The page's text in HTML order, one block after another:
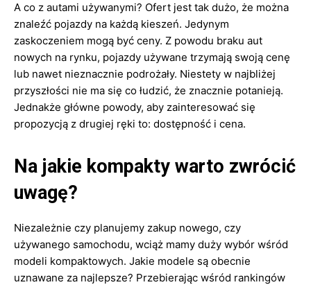
A co z autami używanymi? Ofert jest tak dużo, że można
znaleźć pojazdy na każdą kieszeń. Jedynym
zaskoczeniem mogą być ceny. Z powodu braku aut
nowych na rynku, pojazdy używane trzymają swoją cenę
lub nawet nieznacznie podrożały. Niestety w najbliżej
przyszłości nie ma się co łudzić, że znacznie potanieją.
Jednakże główne powody, aby zainteresować się
propozycją z drugiej ręki to: dostępność i cena.
Na jakie kompakty warto zwrócić
uwagę?
Niezależnie czy planujemy zakup nowego, czy
używanego samochodu, wciąż mamy duży wybór wśród
modeli kompaktowych. Jakie modele są obecnie
uznawane za najlepsze? Przebierając wśród rankingów